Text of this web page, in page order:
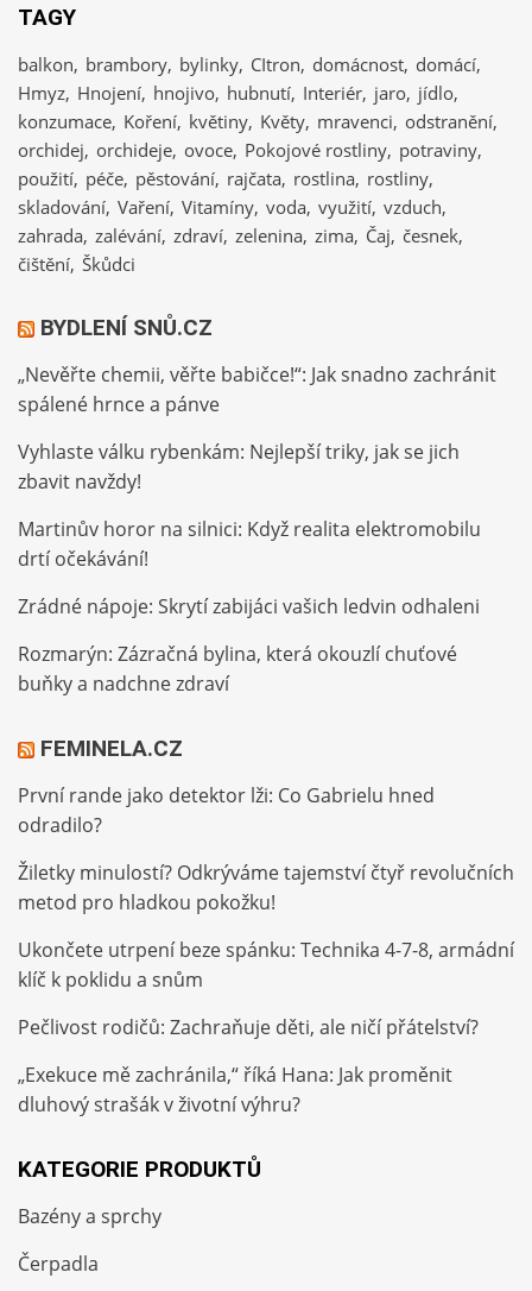
TAGY
balkon brambory bylinky CItron domácnost domácí
Hmyz Hnojení hnojivo hubnutí Interiér jaro jídlo
konzumace Koření květiny Květy mravenci odstranění
orchidej orchideje ovoce Pokojové rostliny potraviny
použití péče pěstování rajčata rostlina rostliny
skladování Vaření Vitamíny voda využití vzduch
zahrada zalévání zdraví zelenina zima Čaj česnek
čištění Škůdci
BYDLENÍ SNŮ.CZ
„Nevěřte chemii, věřte babičce!“: Jak snadno zachránit
spálené hrnce a pánve
Vyhlaste válku rybenkám: Nejlepší triky, jak se jich
zbavit navždy!
Martinův horor na silnici: Když realita elektromobilu
drtí očekávání!
Zrádné nápoje: Skrytí zabijáci vašich ledvin odhaleni
Rozmarýn: Zázračná bylina, která okouzlí chuťové
buňky a nadchne zdraví
FEMINELA.CZ
První rande jako detektor lži: Co Gabrielu hned
odradilo?
Žiletky minulostí? Odkrýváme tajemství čtyř revolučních
metod pro hladkou pokožku!
Ukončete utrpení beze spánku: Technika 4-7-8, armádní
klíč k poklidu a snům
Pečlivost rodičů: Zachraňuje děti, ale ničí přátelství?
„Exekuce mě zachránila,“ říká Hana: Jak proměnit
dluhový strašák v životní výhru?
KATEGORIE PRODUKTŮ
Bazény a sprchy
Čerpadla